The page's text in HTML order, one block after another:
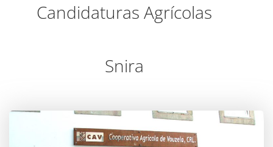
Candidaturas Agrícolas
Snira